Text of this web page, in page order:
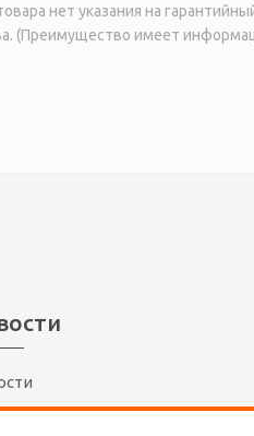
нет указания на
(Преимущество имеет